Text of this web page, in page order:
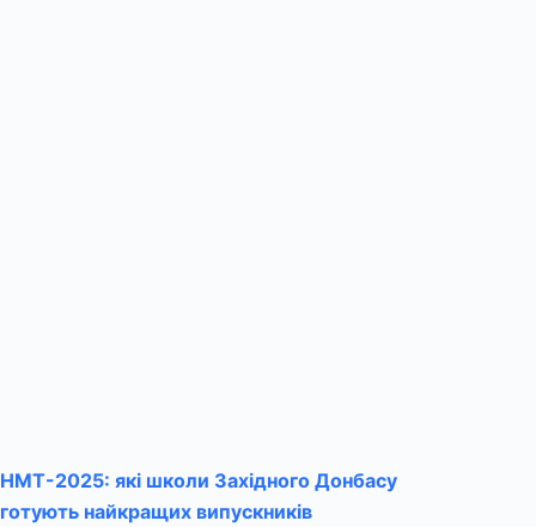
НМТ-2025: які школи Західного Донбасу
готують найкращих випускників